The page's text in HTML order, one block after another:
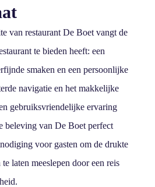
van restaurant De Boet vangt de
te bieden heeft: een
smaken en een persoonlijke
navigatie en het makkelijke
gebruiksvriendelijke ervaring
beleving van De Boet perfect
voor gasten om de drukte
laten meeslepen door een reis